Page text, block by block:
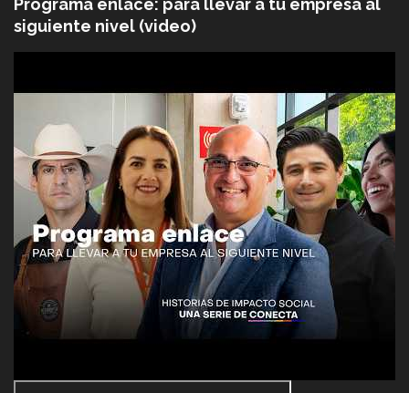
Programa enlace: para llevar a tu empresa al
siguiente nivel (video)